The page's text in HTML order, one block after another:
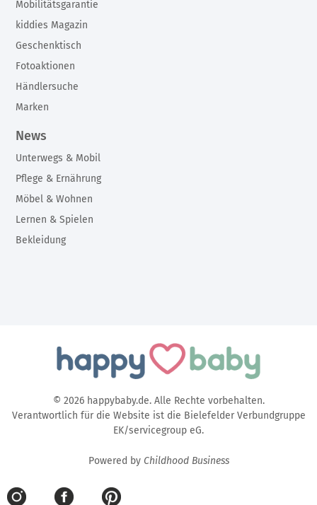
Mobilitätsgarantie
kiddies Magazin
Geschenktisch
Fotoaktionen
Händlersuche
Marken
News
Unterwegs & Mobil
Pflege & Ernährung
Möbel & Wohnen
Lernen & Spielen
Bekleidung
© 2026 happybaby.de. Alle Rechte vorbehalten.
Verantwortlich für die Website ist die Bielefelder Verbundgruppe
EK/servicegroup eG.
Powered by Childhood Business